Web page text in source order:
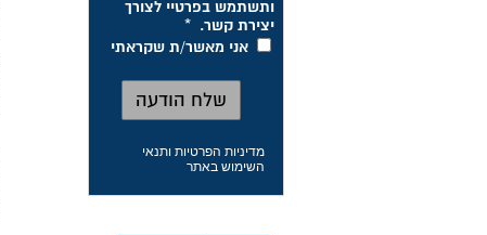
מדיניות הפרטיות ותנאי
השימוש באתר